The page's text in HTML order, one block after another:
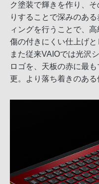
ク塗装で輝きを作り、
りすることで深みのあ
ィングを行うことで、
傷の付きにくい仕上げと
また従来VAIOでは光沢
ロゴを、天板の赤に最
更。より落ち着きのある